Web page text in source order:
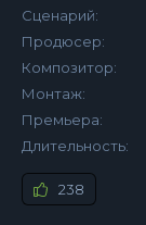
Сценарий:
Продюсер:
Композитор:
Монтаж:
Премьера:
Длительность:
238